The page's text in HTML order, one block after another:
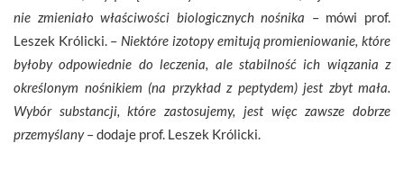
nie zmieniało właściwości biologicznych nośnika – mówi prof.
Leszek Królicki. – Niektóre izotopy emitują promieniowanie, które
byłoby odpowiednie do leczenia, ale stabilność ich wiązania z
określonym nośnikiem (na przykład z peptydem) jest zbyt mała.
Wybór substancji, które zastosujemy, jest więc zawsze dobrze
przemyślany– dodaje prof. Leszek Królicki.